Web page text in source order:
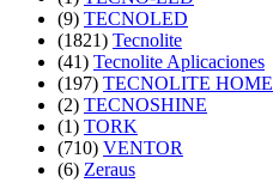
(9) TECNOLED
(1821) Tecnolite
(41) Tecnolite Aplicaciones
(197) TECNOLITE HOME
(2) TECNOSHINE
(1) TORK
(710) VENTOR
(6) Zeraus